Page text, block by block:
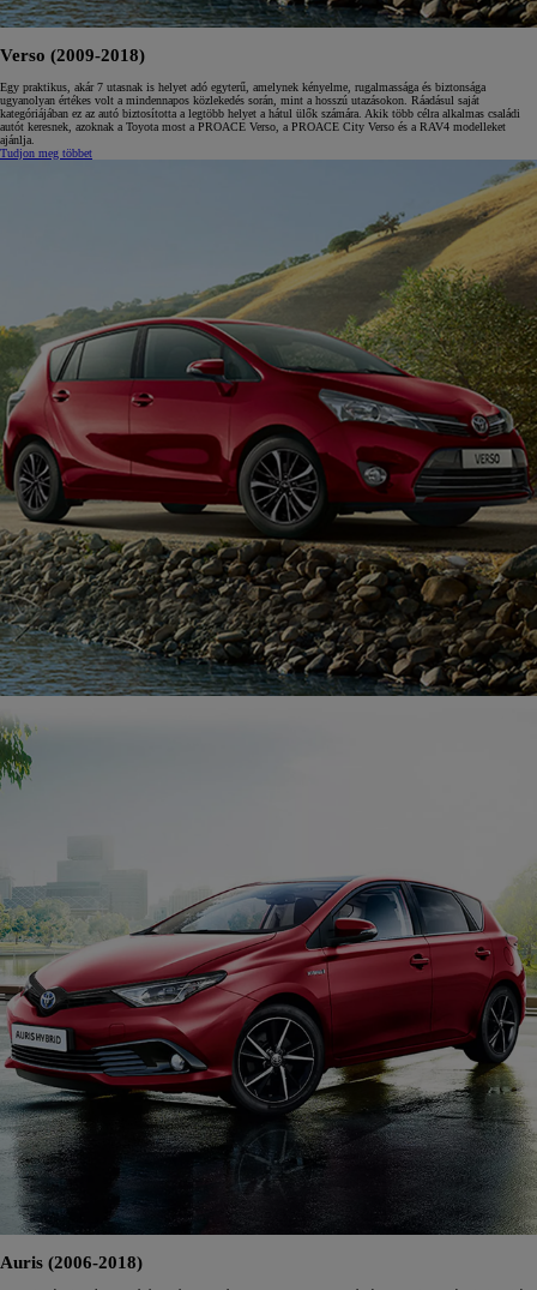
Verso (2009-2018)
Egy praktikus, akár 7 utasnak is helyet adó egyterű, amelynek kényelme, rugalmassága és biztonsága
ugyanolyan értékes volt a mindennapos közlekedés során, mint a hosszú utazásokon. Ráadásul saját
kategóriájában ez az autó biztosította a legtöbb helyet a hátul ülők számára. Akik több célra alkalmas családi
autót keresnek, azoknak a Toyota most a PROACE Verso, a PROACE City Verso és a RAV4 modelleket
ajánlja.
Tudjon meg többet
Auris (2006-2018)